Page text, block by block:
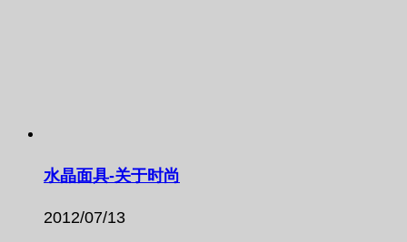
水晶面具-关于时尚
2012/07/13